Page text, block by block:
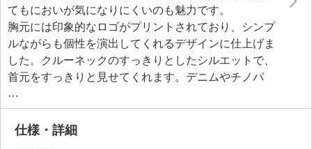
てもにおいが気になりにくいのも魅力です。
胸元には印象的なロゴがプリントされており、シンプ
ルながらも個性を演出してくれるデザインに仕上げま
した。クルーネックのすっきりとしたシルエットで、
首元をすっきりと見せてくれます。デニムやチノパ
ン、スカートなど、さまざまなボトムスとの相性も抜
群。一枚でさらりと着こなしても、カーディガンやジ
ャケットのインナーとして重ね着しても活躍する万能
仕様・詳細